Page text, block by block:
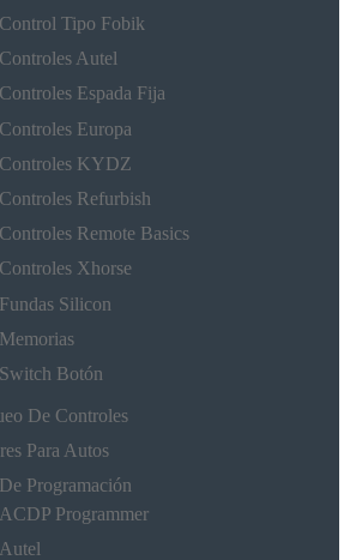
Control Tipo Fobik
Controles Autel
Controles Espada Fija
Controles Europa
Controles KYDZ
Controles Refurbish
Controles Remote Basics
Controles Xhorse
Fundas Silicon
Memorias
Switch Botón
De Controles
Para Autos
Programación
ACDP Programmer
Autel